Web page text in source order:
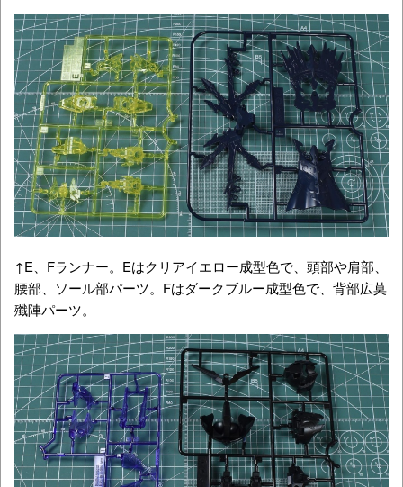
↑E、Fランナー。Eはクリアイエロー成型色で、頭部や肩部、
腰部、ソール部パーツ。Fはダークブルー成型色で、背部広莫
殲陣パーツ。